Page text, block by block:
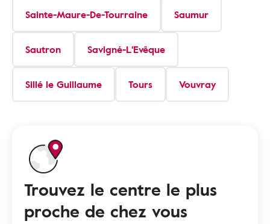
Sainte-Maure-De-Tourraine Saumur
Sautron Savigné-L'Evêque
Sillé le Guillaume Tours Vouvray
Trouvez le centre le plus
proche de chez vous